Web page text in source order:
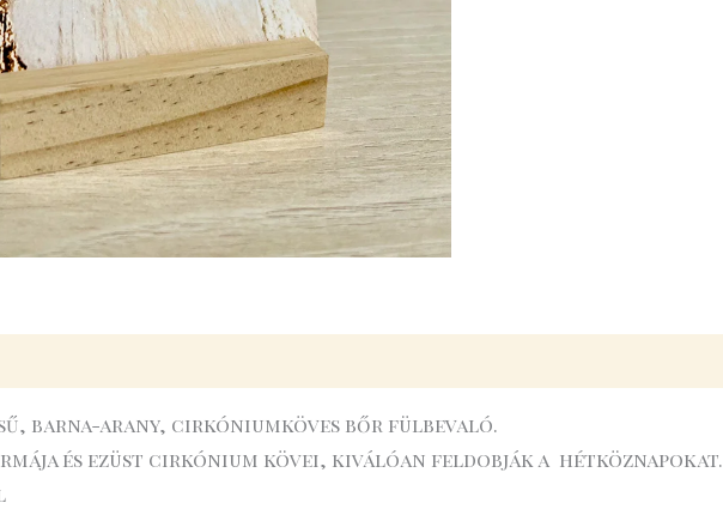
barna-arany, cirkóniumköves bőr fülbevaló.
és ezüst cirkónium kövei, kiválóan feldobják a hétköznapokat.